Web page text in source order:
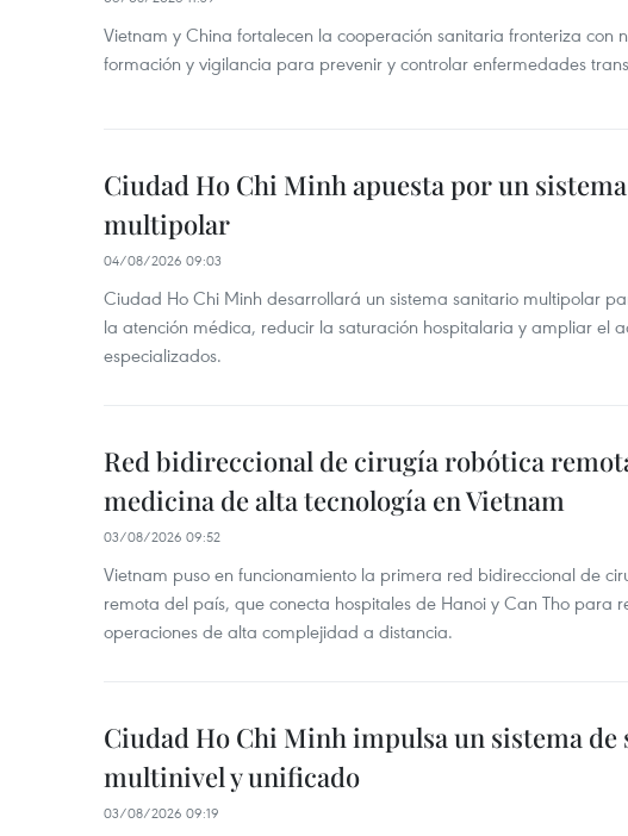
Vietnam y China fortalecen la cooperación sanitaria fronteriza con
formación y vigilancia para prevenir y controlar enfermedades
Ciudad Ho Chi Minh apuesta por un
multipolar
04/08/2026 09:03
Ciudad Ho Chi Minh desarrollará un sistema sanitario multipolar
la atención médica, reducir la saturación hospitalaria y ampliar el
especializados.
Red bidireccional de cirugía robótica
medicina de alta tecnología en Vietnam
03/08/2026 09:52
Vietnam puso en funcionamiento la primera red bidireccional de
remota del país, que conecta hospitales de Hanoi y Can Tho para
operaciones de alta complejidad a distancia.
Ciudad Ho Chi Minh impulsa un sistema de
multinivel y unificado
03/08/2026 09:19